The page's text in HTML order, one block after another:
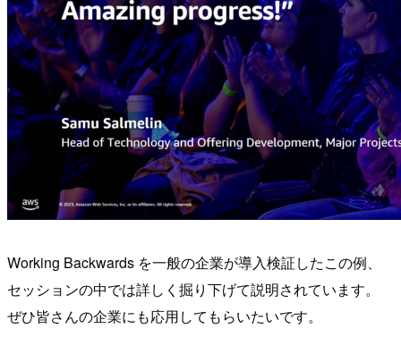
Working Backwards を一般の企業が導入検証したこの例、
セッションの中では詳しく掘り下げて説明されています。
ぜひ皆さんの企業にも応用してもらいたいです。